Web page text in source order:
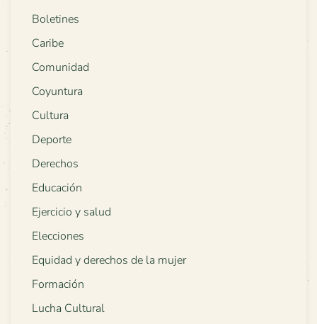
Boletines
Caribe
Comunidad
Coyuntura
Cultura
Deporte
Derechos
Educación
Ejercicio y salud
Elecciones
Equidad y derechos de la mujer
Formación
Lucha Cultural